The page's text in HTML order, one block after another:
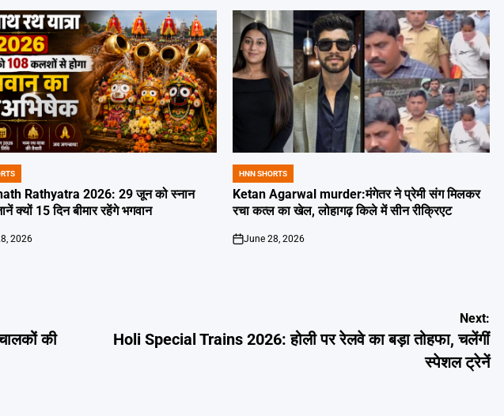
Rathyatra 2026: 29 जून को स्नान
क्यों 15 दिन बीमार रहेंगे भगवान
2026
POSTED
IN
HNN SHORTS
Ketan Agarwal murder:मंगेतर ने प्रेमी संग मिलकर
रचा कत्ल का खेल, लोहागढ़ किले में सीन रीक्रिएट
on
June 28, 2026
की
Next:
Holi Special Trains 2026: होली पर रेलवे का बड़ा तोहफा, चलेंगीं
स्पेशल ट्रेनें